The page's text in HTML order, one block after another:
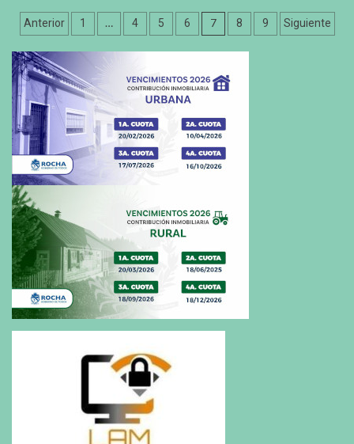
Paginación
de
entradas
Anterior 1 … 4 5 6 7 8 9 Siguiente